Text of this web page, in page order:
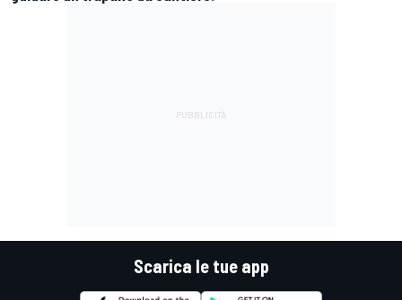
Scarica le tue app